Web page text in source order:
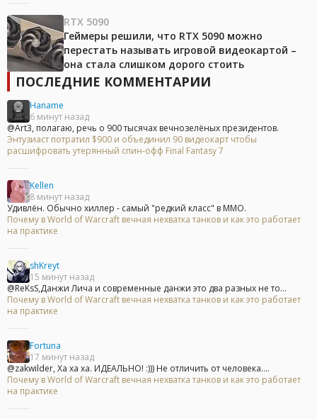
RTX 5090
Геймеры решили, что RTX 5090 можно
перестать называть игровой видеокартой –
она стала слишком дорого стоить
ПОСЛЕДНИЕ КОММЕНТАРИИ
Haname
6 минут назад
@Art3, полагаю, речь о 900 тысячах вечнозелёных президентов.
Энтузиаст потратил $900 и объединил 90 видеокарт чтобы
расшифровать утерянный спин-офф Final Fantasy 7
Kellen
8 минут назад
Удивлён. Обычно хиллер - самый "редкий класс" в ММО.
Почему в World of Warcraft вечная нехватка танков и как это работает
на практике
shKreyt
15 минут назад
@ReKsS,Данжи Лича и современные данжи это два разных не то...
Почему в World of Warcraft вечная нехватка танков и как это работает
на практике
Fortuna
17 минут назад
@zakwilder, Ха ха ха. ИДЕАЛЬНО! :))) Не отличить от человека....
Почему в World of Warcraft вечная нехватка танков и как это работает
на практике